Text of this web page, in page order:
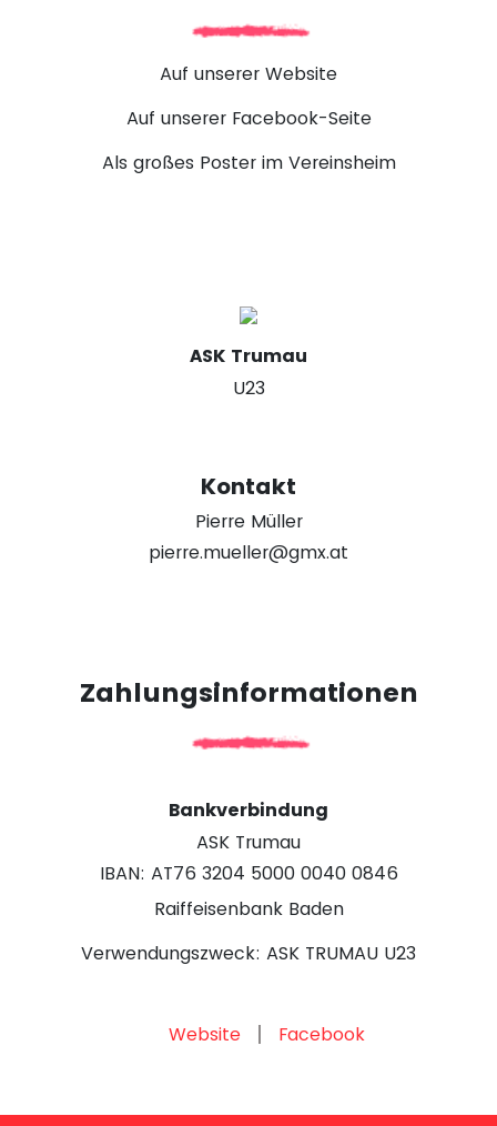
Auf unserer Website
Auf unserer Facebook-Seite
Als großes Poster im Vereinsheim
ASK Trumau
U23
Kontakt
Pierre Müller
pierre.mueller@gmx.at
Zahlungsinformationen
Bankverbindung
ASK Trumau
IBAN: AT76 3204 5000 0040 0846
Raiffeisenbank Baden
Verwendungszweck: ASK TRUMAU U23
Website Facebook